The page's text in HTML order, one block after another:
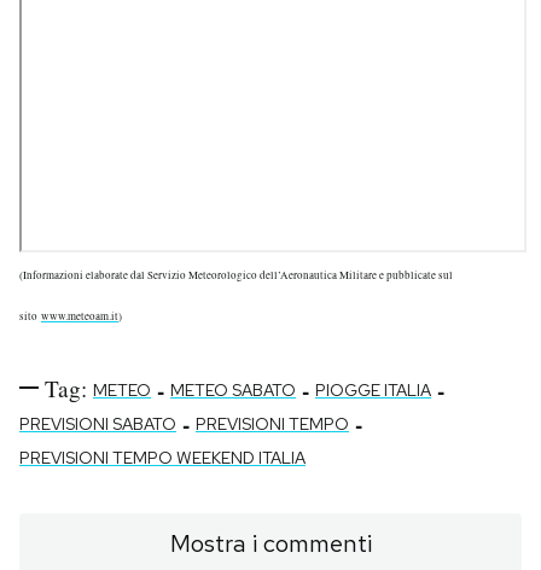
(Informazioni elaborate dal Servizio Meteorologico dell’Aeronautica Militare e pubblicate sul
sito www.meteoam.it)
Tag: METEO - METEO SABATO - PIOGGE ITALIA -
PREVISIONI SABATO - PREVISIONI TEMPO -
PREVISIONI TEMPO WEEKEND ITALIA
Mostra i commenti